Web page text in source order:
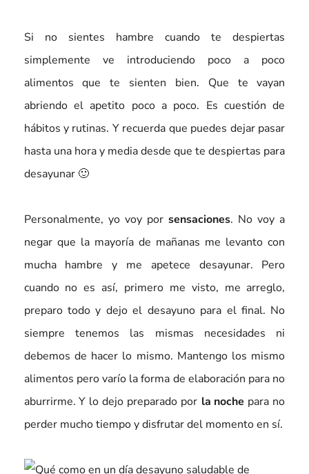
Si no sientes hambre cuando te despiertas
simplemente ve introduciendo poco a poco
alimentos que te sienten bien. Que te vayan
abriendo el apetito poco a poco. Es cuestión de
hábitos y rutinas. Y recuerda que puedes dejar pasar
hasta una hora y media desde que te despiertas para
desayunar 🙂
Personalmente, yo voy porsensaciones. No voy a
negar que la mayoría de mañanas me levanto con
mucha hambre y me apetece desayunar. Pero
cuando no es así, primero me visto, me arreglo,
preparo todo y dejo el desayuno para el final. No
siempre tenemos las mismas necesidades ni
debemos de hacer lo mismo. Mantengo los mismo
alimentos pero varío la forma de elaboración para no
aburrirme. Y lo dejo preparado por la noche para no
perder mucho tiempo y disfrutar del momento en sí.